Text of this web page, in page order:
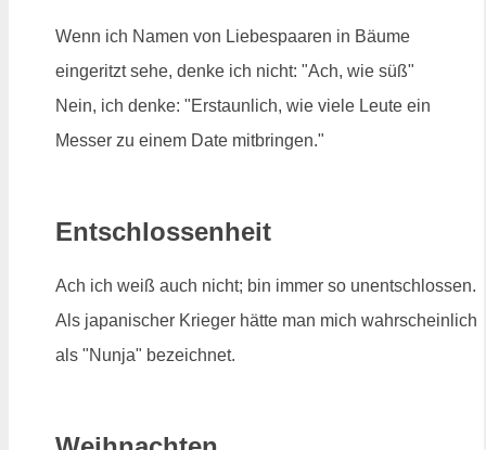
Wenn ich Namen von Liebespaaren in Bäume
eingeritzt sehe, denke ich nicht: "Ach, wie süß"
Nein, ich denke: "Erstaunlich, wie viele Leute ein
Messer zu einem Date mitbringen."
Entschlossenheit
Ach ich weiß auch nicht; bin immer so unentschlossen.
Als japanischer Krieger hätte man mich wahrscheinlich
als "Nunja" bezeichnet.